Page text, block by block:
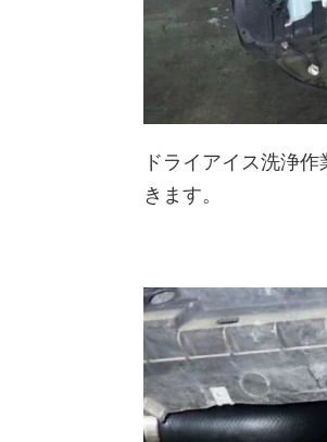
ドライアイス洗浄
きます。